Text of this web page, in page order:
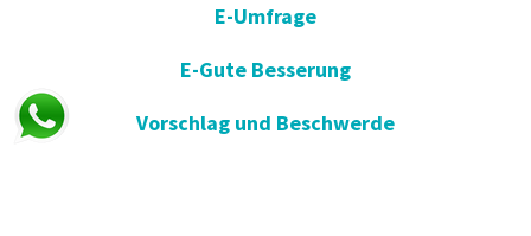
E-Umfrage
E-Gute Besserung
Vorschlag und Beschwerde